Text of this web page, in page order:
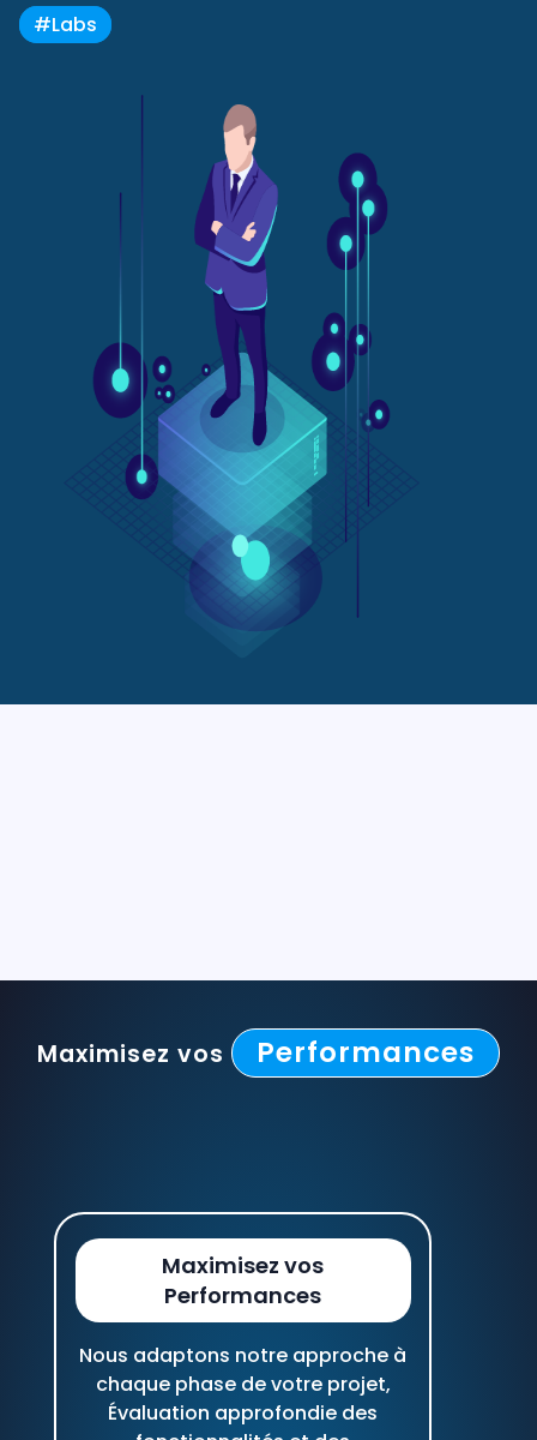
#Labs
Maximisez vos Performances
Maximisez vos
Performances
Nous adaptons notre approche à
chaque phase de votre projet,
Évaluation approfondie des